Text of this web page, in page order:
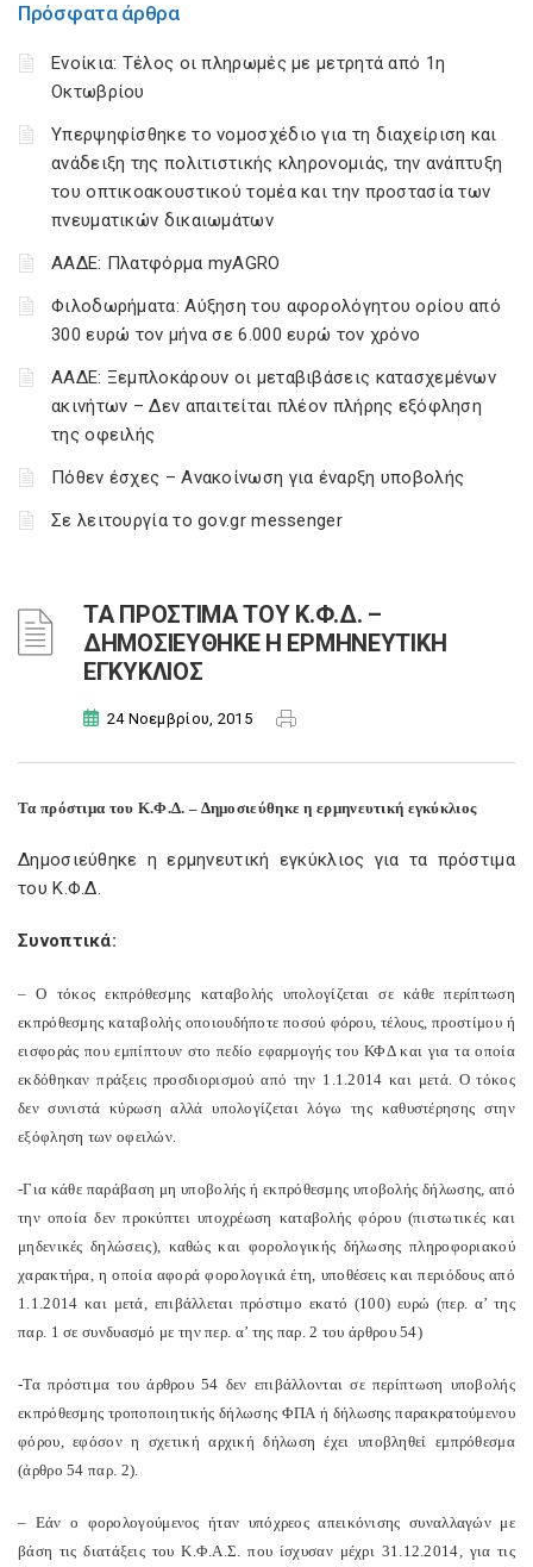
Πρόσφατα άρθρα
Ενοίκια: Τέλος οι πληρωμές με μετρητά από 1η
Οκτωβρίου
Υπερψηφίσθηκε το νομοσχέδιο για τη διαχείριση και
ανάδειξη της πολιτιστικής κληρονομιάς, την ανάπτυξη
του οπτικοακουστικού τομέα και την προστασία των
πνευματικών δικαιωμάτων
ΑΑΔΕ: Πλατφόρμα myAGRO
Φιλοδωρήματα: Αύξηση του αφορολόγητου ορίου από
300 ευρώ τον μήνα σε 6.000 ευρώ τον χρόνο
ΑΑΔΕ: Ξεμπλοκάρουν οι μεταβιβάσεις κατασχεμένων
ακινήτων – Δεν απαιτείται πλέον πλήρης εξόφληση
της οφειλής
Πόθεν έσχες – Ανακοίνωση για έναρξη υποβολής
Σε λειτουργία το gov.gr messenger
ΤΑ ΠΡΟΣΤΙΜΑ ΤΟΥ Κ.Φ.Δ. –
ΔΗΜΟΣΙΕΥΘΗΚΕ Η ΕΡΜΗΝΕΥΤΙΚΗ
ΕΓΚΥΚΛΙΟΣ
24 Νοεμβρίου, 2015
Τα πρόστιμα του Κ.Φ.Δ. – Δημοσιεύθηκε η ερμηνευτική εγκύκλιος
Δημοσιεύθηκε η ερμηνευτική εγκύκλιος για τα πρόστιμα
του Κ.Φ.Δ.
Συνοπτικά:
– Ο τόκος εκπρόθεσμης καταβολής υπολογίζεται σε κάθε περίπτωση
εκπρόθεσμης καταβολής οποιουδήποτε ποσού φόρου, τέλους, προστίμου ή
εισφοράς που εμπίπτουν στο πεδίο εφαρμογής του ΚΦΔ και για τα οποία
εκδόθηκαν πράξεις προσδιορισμού από την 1.1.2014 και μετά. Ο τόκος
δεν συνιστά κύρωση αλλά υπολογίζεται λόγω της καθυστέρησης στην
εξόφληση των οφειλών.
-Για κάθε παράβαση μη υποβολής ή εκπρόθεσμης υποβολής δήλωσης, από
την οποία δεν προκύπτει υποχρέωση καταβολής φόρου (πιστωτικές και
μηδενικές δηλώσεις), καθώς και φορολογικής δήλωσης πληροφοριακού
χαρακτήρα, η οποία αφορά φορολογικά έτη, υποθέσεις και περιόδους από
1.1.2014 και μετά, επιβάλλεται πρόστιμο εκατό (100) ευρώ (περ. α’ της
παρ. 1 σε συνδυασμό με την περ. α’ της παρ. 2 του άρθρου 54)
-Τα πρόστιμα του άρθρου 54 δεν επιβάλλονται σε περίπτωση υποβολής
εκπρόθεσμης τροποποιητικής δήλωσης ΦΠΑ ή δήλωσης παρακρατούμενου
φόρου, εφόσον η σχετική αρχική δήλωση έχει υποβληθεί εμπρόθεσμα
(άρθρο 54 παρ. 2).
– Εάν ο φορολογούμενος ήταν υπόχρεος απεικόνισης συναλλαγών με
βάση τις διατάξεις του Κ.Φ.Α.Σ. που ίσχυσαν μέχρι 31.12.2014, για τις